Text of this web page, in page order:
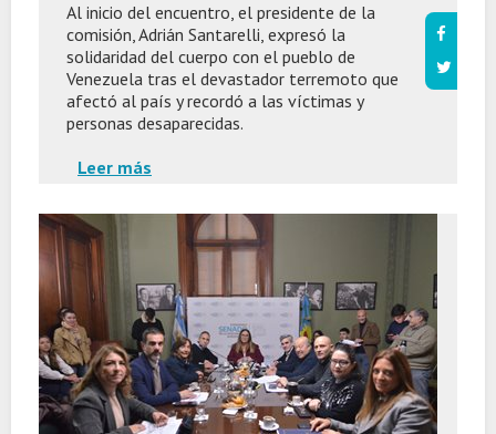
Al inicio del encuentro, el presidente de la
comisión, Adrián Santarelli, expresó la
solidaridad del cuerpo con el pueblo de
Venezuela tras el devastador terremoto que
afectó al país y recordó a las víctimas y
personas desaparecidas.
Leer más